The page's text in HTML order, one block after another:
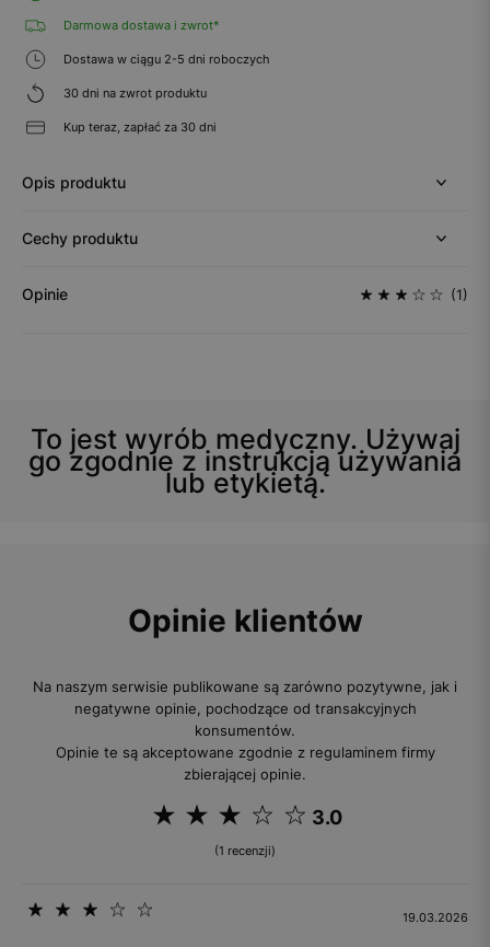
Darmowa dostawa i zwrot*
Dostawa w ciągu 2-5 dni roboczych
30 dni na zwrot produktu
Kup teraz, zapłać za 30 dni
Opis produktu
Cechy produktu
Opinie (1)
To jest wyrób medyczny. Używaj
go zgodnie z instrukcją używania
lub etykietą.
Opinie klientów
Na naszym serwisie publikowane są zarówno pozytywne, jak i
negatywne opinie, pochodzące od transakcyjnych
konsumentów.
Opinie te są akceptowane zgodnie z regulaminem firmy
zbierającej opinie.
3.0
(1 recenzji)
19.03.2026